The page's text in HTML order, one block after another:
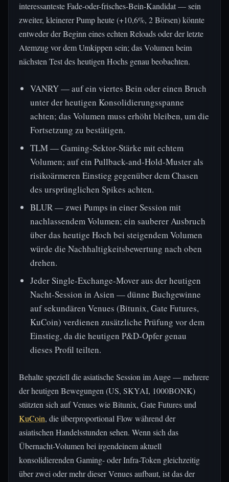
interessanteste Fade-oder-frisches-Bein-Kandidat — sein
zweiter, kleinerer Pump heute (+10,6%, 2 Börsen) könnte
entweder der Beginn eines echten Reloads oder der letzte
Atemzug vor dem Umkippen sein; das Volumen beim
nächsten Test des heutigen Hochs genau beobachten.
VANRY — auf ein viertes Bein oder einen Bruch
unter der heutigen Konsolidierungsspanne
achten; das Volumen muss erhöht bleiben, um die
Fortsetzung zu bestätigen.
TLM — Gaming-Sektor-Stärke mit echtem
Volumen; auf ein Pullback-and-Hold-Muster als
risikoärmeren Einstieg gegenüber dem Chasen
des ursprünglichen Spikes achten.
BLUR — zwei Pumps in einer Session mit
nachlassendem Volumen; ein sauberer Ausbruch
über das heutige Hoch bei steigendem Volumen
würde die Nachhaltigkeitsbewertung nach oben
drehen.
Jeder Single-Exchange-Mover aus der heutigen
Nacht-Session in Asien — dünne Buchgewinne
auf sekundären Venues (Bitunix, Gate Futures,
KuCoin) verdienen zusätzliche Prüfung vor dem
Einstieg, da die heutigen P&D-Opfer genau
dieses Profil teilten.
Behalte speziell die asiatische Session im Auge — mehrere
der heutigen Bewegungen (US, SKYAI, 1000BONK)
stützten sich auf Venues wie Bitunix, Gate Futures und
KuCoin, die überproportional Flow während der
asiatischen Handelsstunden sehen. Wenn sich das
Übernacht-Volumen bei irgendeinem aktuell
konsolidierenden Gaming- oder Infra-Token gleichzeitig
über zwei oder mehr dieser Venues aufbaut, ist das der